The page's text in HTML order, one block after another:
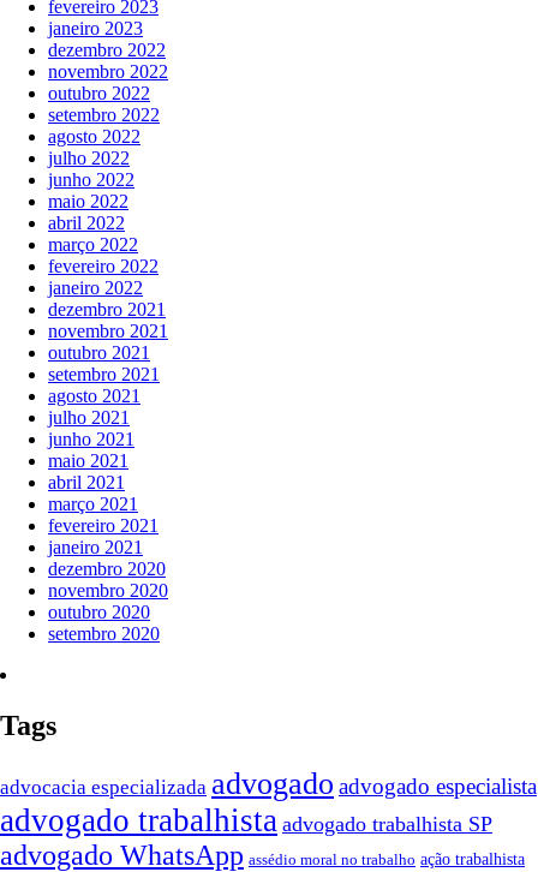
fevereiro 2023
janeiro 2023
dezembro 2022
novembro 2022
outubro 2022
setembro 2022
agosto 2022
julho 2022
junho 2022
maio 2022
abril 2022
março 2022
fevereiro 2022
janeiro 2022
dezembro 2021
novembro 2021
outubro 2021
setembro 2021
agosto 2021
julho 2021
junho 2021
maio 2021
abril 2021
março 2021
fevereiro 2021
janeiro 2021
dezembro 2020
novembro 2020
outubro 2020
setembro 2020
Tags
advocacia especializada advogado advogado especialista
advogado trabalhista advogado trabalhista SP
advogado WhatsApp assédio moral no trabalho ação trabalhista